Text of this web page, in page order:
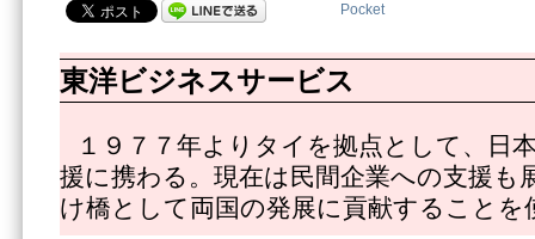
Pocket
東洋ビジネスサービス
１９７７年よりタイを拠点として、日
援に携わる。現在は民間企業への支援も
け橋として両国の発展に貢献することを